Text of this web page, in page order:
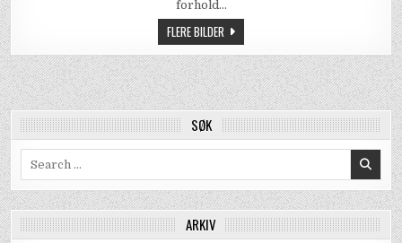
forhold…
FLERE BILDER
SØK
ARKIV